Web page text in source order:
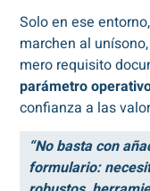
Solo en ese
marchen al
mero requisito
parámetro
confianza a las
“No basta con
formulario: